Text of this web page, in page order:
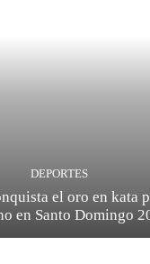
DEPORTES
el oro en kata
en Santo Domingo